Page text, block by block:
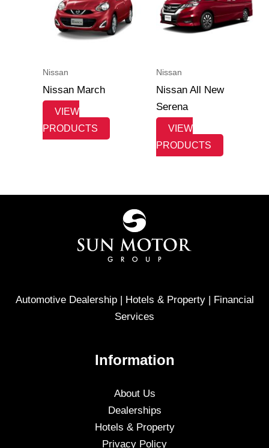
Nissan
Nissan March
VIEW
PRODUCTS
Nissan
Nissan All New
Serena
VIEW
PRODUCTS
Automotive Dealership | Hotels & Property | Financial
Services
Information
About Us
Dealerships
Hotels & Property
Privacy Policy